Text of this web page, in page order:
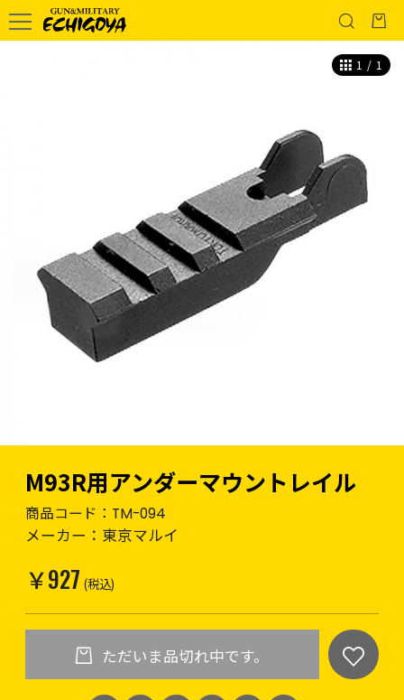
1 / 1
M93R用アンダーマウントレイル
商品コード： TM-094
メーカー： 東京マルイ
￥927 (税込)
ただいま品切れ中です。